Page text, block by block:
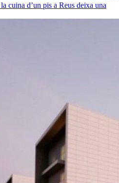
cuina d’un pis a Reus deixa una